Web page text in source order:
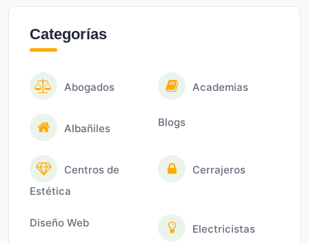
Categorías
Abogados Academias
Albañiles Blogs
Centros de
Estética
Cerrajeros
Diseño Web Electricistas